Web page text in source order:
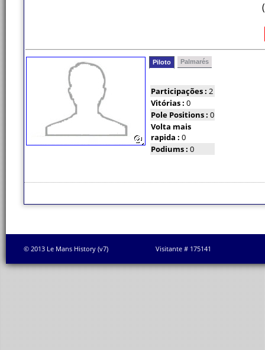
Piloto Palmarés
Participações : 2
Vitórias : 0
Pole Positions : 0
Volta mais
rapida : 0
Podiums : 0
© 2013 Le Mans History (v7) Visitante # 175141